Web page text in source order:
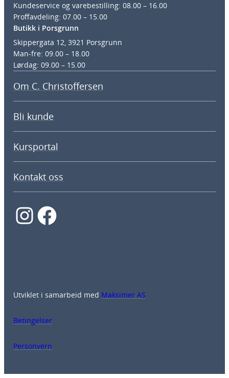
Kundeservice og varebestilling: 08.00 – 16.00
Proffavdeling: 07.00 – 15.00
Butikk i Porsgrunn
Skippergata 12, 3921 Porsgrunn
Man-fre: 09.00 – 18.00
Lørdag: 09.00 – 15.00
Om C. Christoffersen
Bli kunde
Kursportal
Kontakt oss
InstagramFacebook
Utviklet i samarbeid med Maksimer AS
Betingelser
Personvern